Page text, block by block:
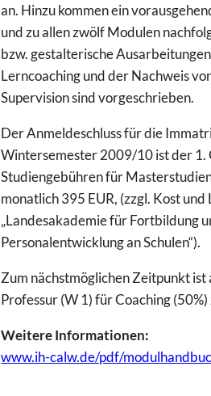
an. Hinzu kommen ein
und zu allen zwölf Modulen
bzw. gestalterische
Lerncoaching und der Nachweis
Supervision sind vorgeschrieben.
Der Anmeldeschluss für die
Wintersemester 2009/10 ist der
Studiengebühren für
monatlich 395 EUR, (zzgl. Kost und
„Landesakademie für Fortbildung
Personalentwicklung an Schulen“).
Zum nächstmöglichen Zeitpunkt ist
Professur (W 1) für Coaching (50%)
Weitere Informationen:
www.ih-calw.de/pdf/